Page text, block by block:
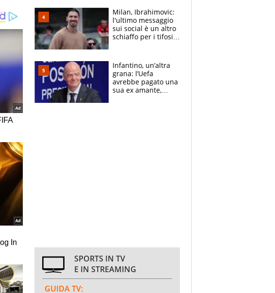
Milan, Ibrahimovic:
l'ultimo messaggio
sui social è un altro
schiaffo per i tifosi
Infantino, un’altra
grana: l’Uefa
avrebbe pagato una
sua ex amante,
SPORTS IN TV
E IN STREAMING
GUIDA TV: